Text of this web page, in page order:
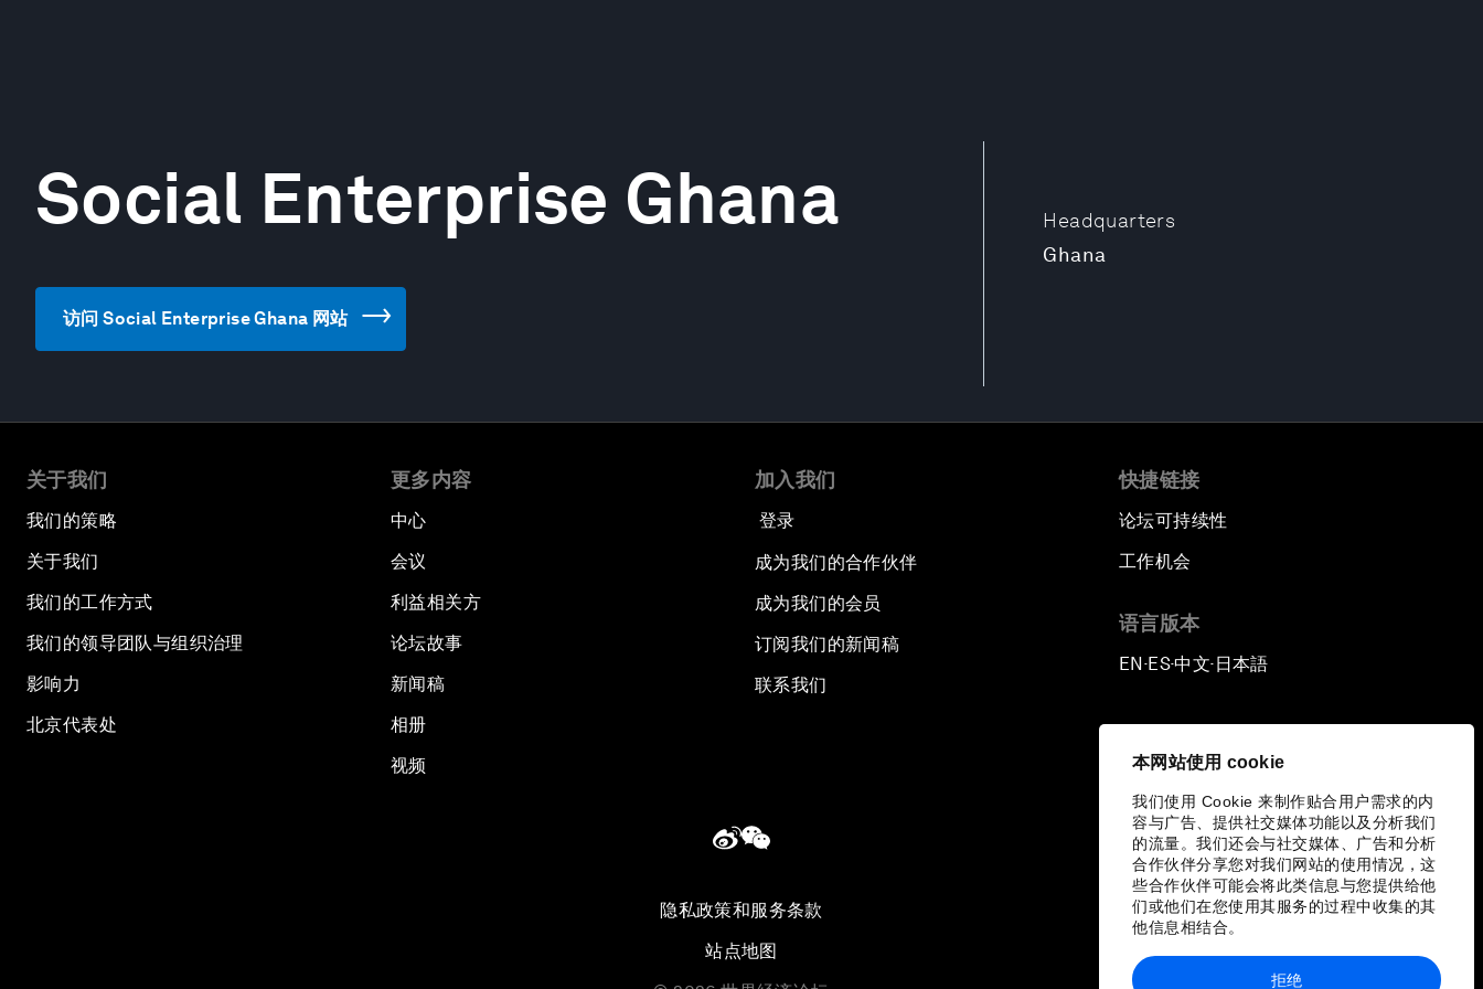
本网站使用 cookie
我们使用 Cookie 来制作贴合用户需求的内
容与广告、提供社交媒体功能以及分析我们
的流量。我们还会与社交媒体、广告和分析
合作伙伴分享您对我们网站的使用情况，这
些合作伙伴可能会将此类信息与您提供给他
们或他们在您使用其服务的过程中收集的其
他信息相结合。
拒绝
Headquarters
Ghana
Social Enterprise Ghana
访问 Social Enterprise Ghana 网站
关于我们
我们的策略
关于我们
我们的工作方式
我们的领导团队与组织治理
影响力
北京代表处
更多内容
中心
会议
利益相关方
论坛故事
新闻稿
相册
视频
加入我们
登录
成为我们的合作伙伴
成为我们的会员
订阅我们的新闻稿
联系我们
快捷链接
论坛可持续性
工作机会
语言版本
EN ▪ES▪中文▪ 日本語
隐私政策和服务条款
站点地图